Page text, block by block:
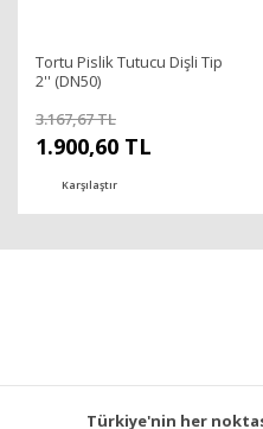
Tortu Pislik Tutucu Dişli Tip
2'' (DN50)
3.167,67 TL
1.900,60 TL
Karşılaştır
Türkiye'nin her